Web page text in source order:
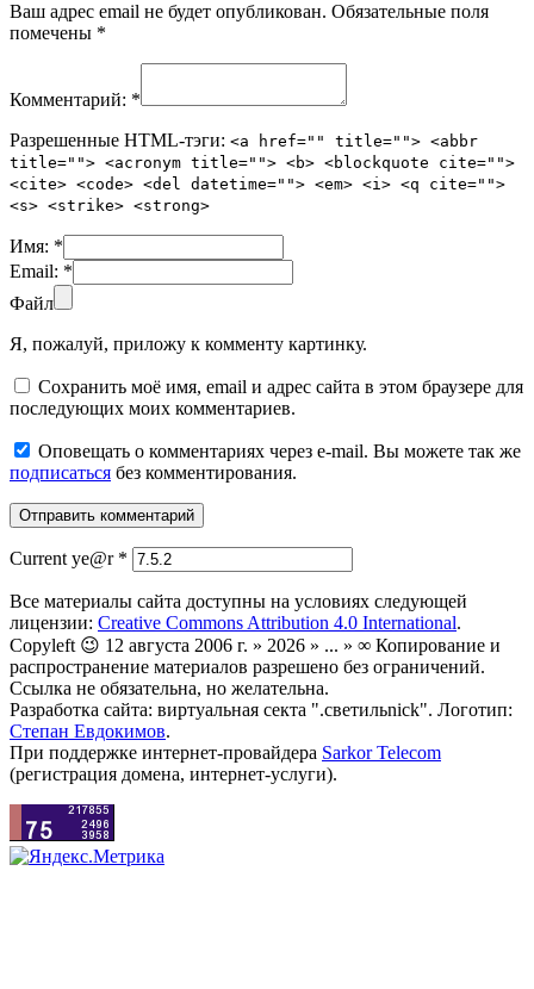
Ваш адрес email не будет опубликован. Обязательные поля
помечены *
Комментарий: *
Разрешенные HTML-тэги: <a href="" title=""> <abbr
title=""> <acronym title=""> <b> <blockquote cite="">
<cite> <code> <del datetime=""> <em> <i> <q cite="">
<s> <strike> <strong>
Имя: *
Email: *
Файл
Я, пожалуй, приложу к комменту картинку.
Сохранить моё имя, email и адрес сайта в этом браузере для
последующих моих комментариев.
Оповещать о комментариях через e-mail. Вы можете так же
подписаться без комментирования.
Current ye@r *
Все материалы сайта доступны на условиях следующей
лицензии: Creative Commons Attribution 4.0 International.
Copyleft 😉 12 августа 2006 г. » 2026 » ... » ∞ Копирование и
распространение материалов разрешено без ограничений.
Ссылка не обязательна, но желательна.
Разработка сайта: виртуальная секта ".светильnick". Логотип:
Степан Евдокимов.
При поддержке интернет-провайдера Sarkor Telecom
(регистрация домена, интернет-услуги).